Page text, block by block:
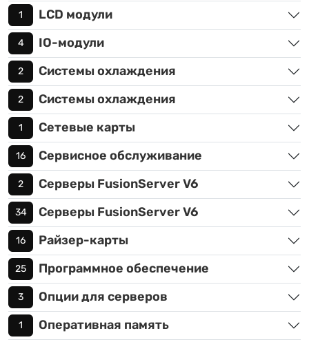
1 LCD модули
4 IO-модули
2 Системы охлаждения
2 Системы охлаждения
1 Сетевые карты
16 Сервисное обслуживание
2 Серверы FusionServer V6
34 Серверы FusionServer V6
16 Райзер-карты
25 Программное обеспечение
3 Опции для серверов
1 Оперативная память